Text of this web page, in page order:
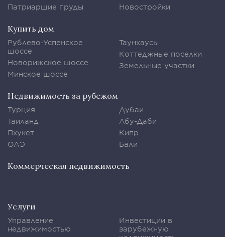
Патриаршие пруды
Новостройки
Купить дом
Рублево-Успенское
шоссе
Новорижское шоссе
Минское шоссе
Таунхаусы
Коттеджные поселки
Земельные участки
Недвижимость за рубежом
Турция
Таиланд
Пхукет
ОАЭ
Дубаи
Абу-Даби
Кипр
Бали
Коммерческая недвижимость
Услуги
Управление
недвижимостью
Инвестиции в
зарубежную